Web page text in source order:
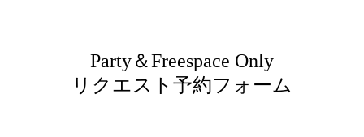
Party＆Freespace Only
リクエスト予約フォーム